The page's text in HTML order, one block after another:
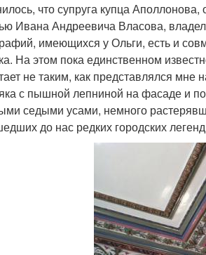
что супруга купца
Ивана Андреевича Власова,
имеющихся у Ольги, есть и
На этом пока единственном
не таким, как представлялся
с пышной лепниной на фасаде и
седыми усами, немного
до нас редких городских